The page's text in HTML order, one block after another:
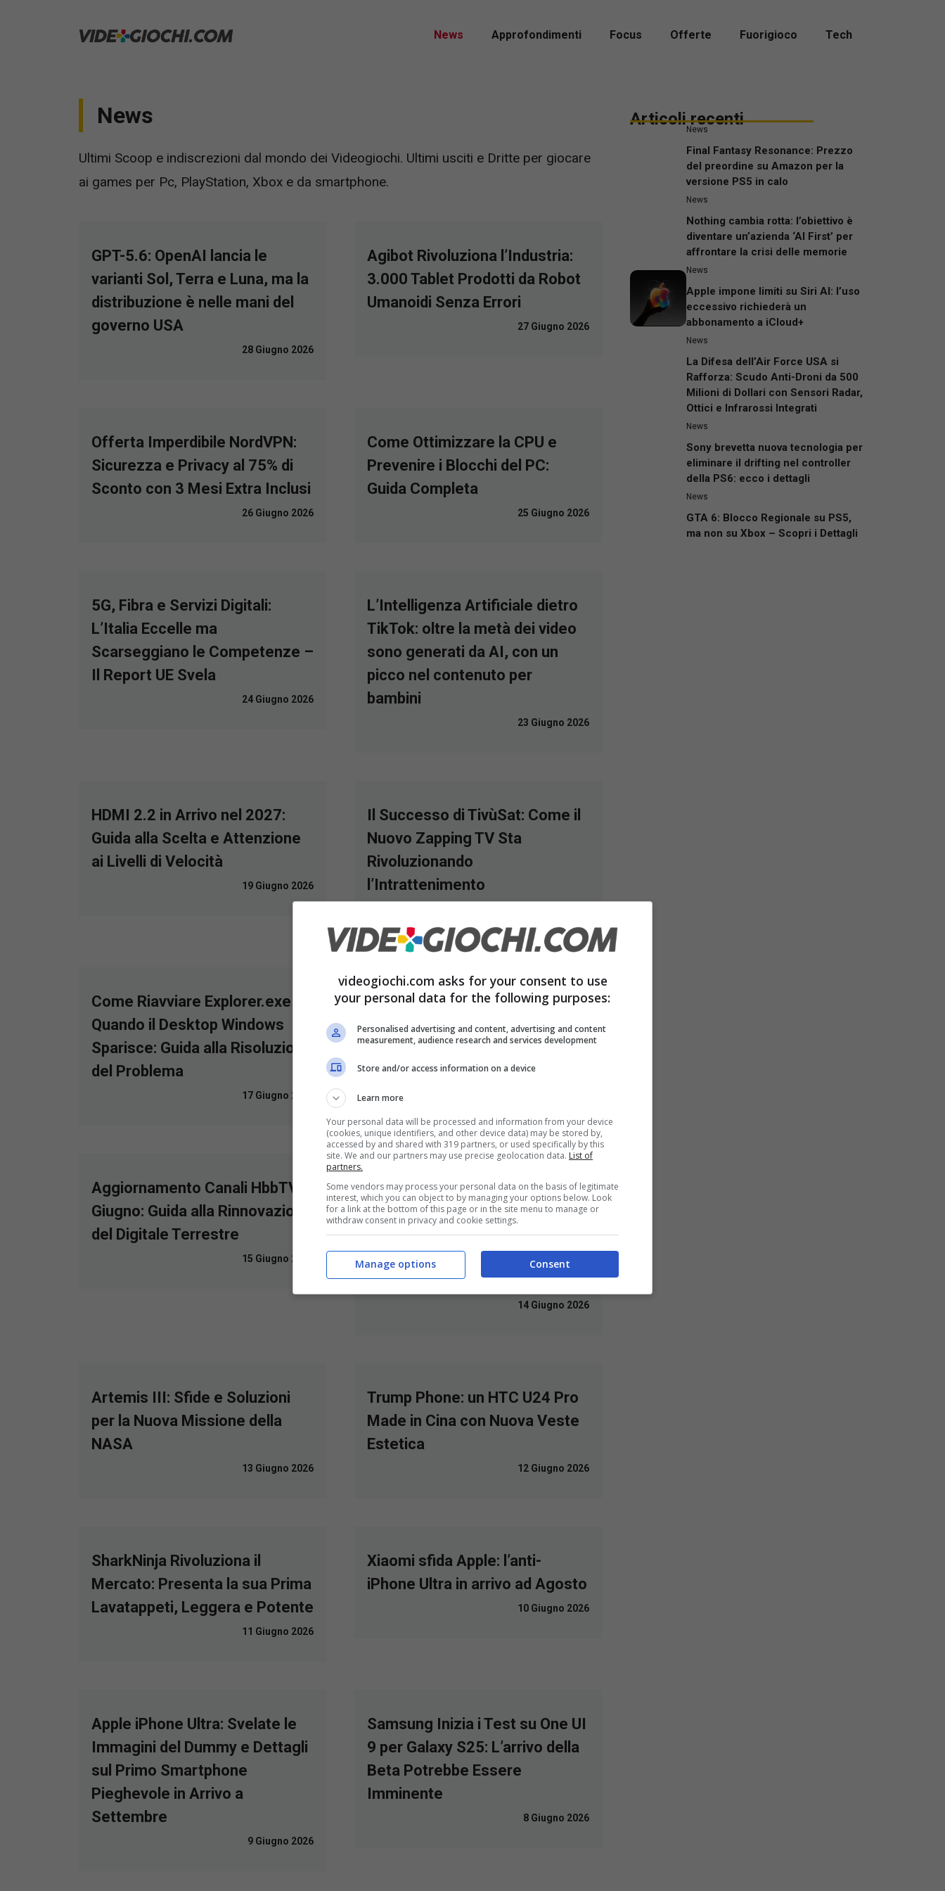
News Approfondimenti Focus Offerte Fuorigioco Tech
News
Ultimi Scoop e indiscrezioni dal mondo dei Videogiochi. Ultimi usciti e Dritte per giocare
ai games per Pc, PlayStation, Xbox e da smartphone.
GPT-5.6: OpenAI lancia le
varianti Sol, Terra e Luna, ma la
distribuzione è nelle mani del
governo USA
28 Giugno 2026
Agibot Rivoluziona l’Industria:
3.000 Tablet Prodotti da Robot
Umanoidi Senza Errori
27 Giugno 2026
Offerta Imperdibile NordVPN:
Sicurezza e Privacy al 75% di
Sconto con 3 Mesi Extra Inclusi
26 Giugno 2026
Come Ottimizzare la CPU e
Prevenire i Blocchi del PC:
Guida Completa
25 Giugno 2026
5G, Fibra e Servizi Digitali:
L’Italia Eccelle ma
Scarseggiano le Competenze –
Il Report UE Svela
24 Giugno 2026
L’Intelligenza Artificiale dietro
TikTok: oltre la metà dei video
sono generati da AI, con un
picco nel contenuto per
bambini
23 Giugno 2026
HDMI 2.2 in Arrivo nel 2027:
Guida alla Scelta e Attenzione
ai Livelli di Velocità
19 Giugno 2026
Il Successo di TivùSat: Come il
Nuovo Zapping TV Sta
Rivoluzionando
l’Intrattenimento
Come Riavviare Explorer.exe
Quando il Desktop Windows
Sparisce: Guida alla Risoluzione
del Problema
17 Giugno 2026
Firefox Offre VPN Gratuita e
Illimitata per Tutta l’Estate:
Scopri Come Approfittarne
16 Giugno 2026
Aggiornamento Canali HbbTV a
Giugno: Guida alla Rinnovazione
del Digitale Terrestre
15 Giugno 2026
Fusione tra Paramount e
Warner Bros. Discovery:
approvazione USA ottenuta, ma
il processo non è ancora
concluso
14 Giugno 2026
Artemis III: Sfide e Soluzioni
per la Nuova Missione della
NASA
13 Giugno 2026
Trump Phone: un HTC U24 Pro
Made in Cina con Nuova Veste
Estetica
12 Giugno 2026
SharkNinja Rivoluziona il
Mercato: Presenta la sua Prima
Lavatappeti, Leggera e Potente
11 Giugno 2026
Xiaomi sfida Apple: l’anti-
iPhone Ultra in arrivo ad Agosto
10 Giugno 2026
Apple iPhone Ultra: Svelate le
Immagini del Dummy e Dettagli
sul Primo Smartphone
Pieghevole in Arrivo a
Settembre
9 Giugno 2026
Samsung Inizia i Test su One UI
9 per Galaxy S25: L’arrivo della
Beta Potrebbe Essere
Imminente
8 Giugno 2026
Articoli recenti
News
Final Fantasy Resonance: Prezzo
del preordine su Amazon per la
versione PS5 in calo
News
Nothing cambia rotta: l’obiettivo è
diventare un’azienda ‘AI First’ per
affrontare la crisi delle memorie
News
Apple impone limiti su Siri AI: l’uso
eccessivo richiederà un
abbonamento a iCloud+
News
La Difesa dell’Air Force USA si
Rafforza: Scudo Anti-Droni da 500
Milioni di Dollari con Sensori Radar,
Ottici e Infrarossi Integrati
News
Sony brevetta nuova tecnologia per
eliminare il drifting nel controller
della PS6: ecco i dettagli
News
GTA 6: Blocco Regionale su PS5,
ma non su Xbox – Scopri i Dettagli
videogiochi.com asks for your consent to use
your personal data for the following purposes:
Personalised advertising and content, advertising and content
measurement, audience research and services development
Store and/or access information on a device
Learn more
Your personal data will be processed and information from your device
(cookies, unique identifiers, and other device data) may be stored by,
accessed by and shared with 319 partners, or used specifically by this
site. We and our partners may use precise geolocation data. List of
partners.
Some vendors may process your personal data on the basis of legitimate
interest, which you can object to by managing your options below. Look
for a link at the bottom of this page or in the site menu to manage or
withdraw consent in privacy and cookie settings.
Consent
Manage options